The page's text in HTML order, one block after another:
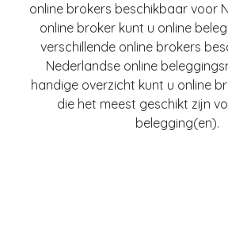
online brokers beschikbaar voor
online broker kunt u online
verschillende online brokers
Nederlandse online
handige overzicht kunt u online
die het meest geschikt zijn
belegging(en).